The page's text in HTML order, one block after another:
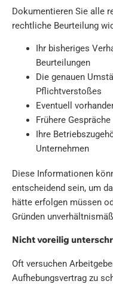
Dokumentieren Sie alle
rechtliche Beurteilung
Ihr bisheriges
Beurteilungen
Die genauen
Pflichtverstoßes
Eventuell
Frühere
Ihre
Unternehmen
Diese Informationen
entscheidend sein, um
hätte erfolgen müssen
Gründen
Nicht voreilig
Oft versuchen
Aufhebungsvertrag zu